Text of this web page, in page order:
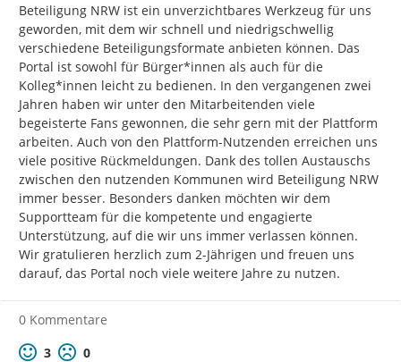
Beteiligung NRW ist ein unverzichtbares Werkzeug für uns
geworden, mit dem wir schnell und niedrigschwellig
verschiedene Beteiligungsformate anbieten können. Das
Portal ist sowohl für Bürger*innen als auch für die
Kolleg*innen leicht zu bedienen. In den vergangenen zwei
Jahren haben wir unter den Mitarbeitenden viele
begeisterte Fans gewonnen, die sehr gern mit der Plattform
arbeiten. Auch von den Plattform-Nutzenden erreichen uns
viele positive Rückmeldungen. Dank des tollen Austauschs
zwischen den nutzenden Kommunen wird Beteiligung NRW
immer besser. Besonders danken möchten wir dem
Supportteam für die kompetente und engagierte
Unterstützung, auf die wir uns immer verlassen können.
Wir gratulieren herzlich zum 2-Jährigen und freuen uns
darauf, das Portal noch viele weitere Jahre zu nutzen.
0 Kommentare
Positive Bewertung
3 Negative Bewertung
0